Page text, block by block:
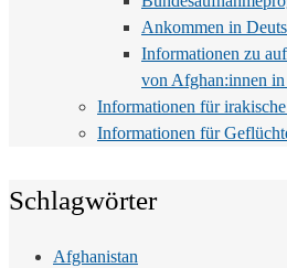
Ankommen in
Informationen zu
von Afghan:innen
Informationen für
Informationen für
Schlagwörter
Afghanistan